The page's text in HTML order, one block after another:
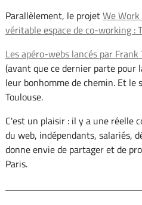
Parallèlement, le projetWe
véritable espace de co-working :
Les apéro-webs lancés par
(avant que ce dernier parte pour
leur bonhomme de chemin. Et le
Toulouse.
C'est un plaisir : il y a une réelle
du web, indépendants, salariés,
donne envie de partager et de
Paris.